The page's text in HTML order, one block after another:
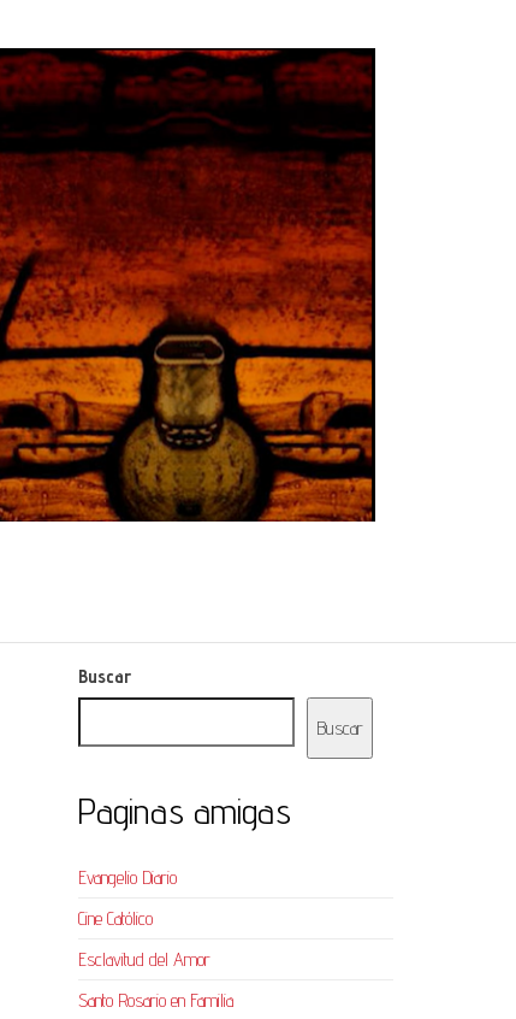
Buscar
Buscar
Paginas amigas
Evangelio Diario
Cine Católico
Esclavitud del Amor
Santo Rosario en Familia